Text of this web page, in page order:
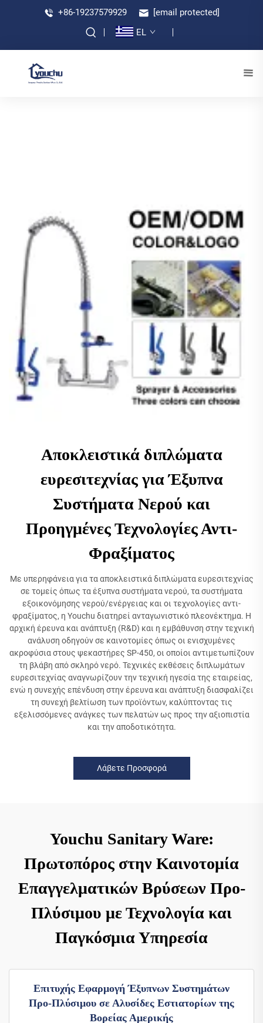
+86-19237579929
[email protected]
EL
Αποκλειστικά διπλώματα
ευρεσιτεχνίας για Έξυπνα
Συστήματα Νερού και
Προηγμένες Τεχνολογίες Αντι-
Φραξίματος
Με υπερηφάνεια για τα αποκλειστικά διπλώματα ευρεσιτεχνίας
σε τομείς όπως τα έξυπνα συστήματα νερού, τα συστήματα
εξοικονόμησης νερού/ενέργειας και οι τεχνολογίες αντι-
φραξίματος, η Youchu διατηρεί ανταγωνιστικό πλεονέκτημα. Η
αρχική έρευνα και ανάπτυξη (R&D) και η εμβάθυνση στην τεχνική
ανάλυση οδηγούν σε καινοτομίες όπως οι ενισχυμένες
ακροφύσια στους ψεκαστήρες SP-450, οι οποίοι αντιμετωπίζουν
τη βλάβη από σκληρό νερό. Τεχνικές εκθέσεις διπλωμάτων
ευρεσιτεχνίας αναγνωρίζουν την τεχνική ηγεσία της εταιρείας,
ενώ η συνεχής επένδυση στην έρευνα και ανάπτυξη διασφαλίζει
τη συνεχή βελτίωση των προϊόντων, καλύπτοντας τις
εξελισσόμενες ανάγκες των πελατών ως προς την αξιοπιστία
και την αποδοτικότητα.
Λάβετε Προσφορά
Youchu Sanitary Ware:
Πρωτοπόρος στην Καινοτομία
Επαγγελματικών Βρύσεων Προ-
Πλύσιμου με Τεχνολογία και
Παγκόσμια Υπηρεσία
Επιτυχής Εφαρμογή Έξυπνων Συστημάτων
Προ-Πλύσιμου σε Αλυσίδες Εστιατορίων της
Βορείας Αμερικής